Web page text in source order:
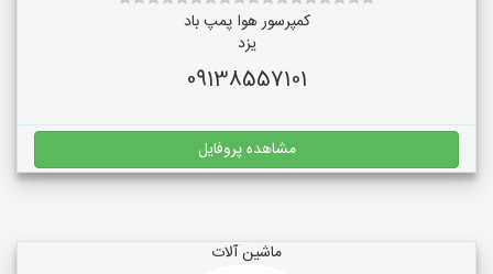
کمپرسور هوا پمپ باد
یزد
09138557101
مشاهده پروفایل
ماشین آلات